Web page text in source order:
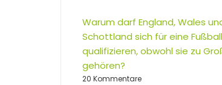
Warum darf England, Wales
Schottland sich für eine
qualifizieren, obwohl sie zu
gehören?
20 Kommentare